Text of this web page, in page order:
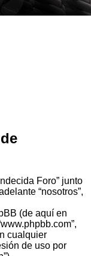
Foro” junto
“nosotros”,
(de aquí en
cualquier
de uso por